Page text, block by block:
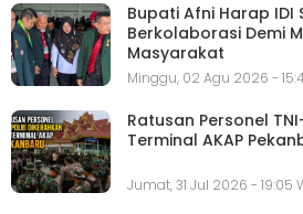
Bupati Afni Harap IDI
Berkolaborasi Demi
Masyarakat
Minggu, 02 Agu 2026 -
Ratusan Personel
Terminal AKAP
Jumat, 31 Jul 2026 - 19:05